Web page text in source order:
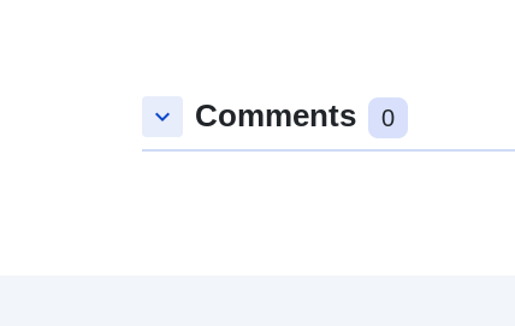
obec s viac ako 15 000 obyvateľmi, musia mať do
roku 2025 25 % sociálne bývanie vo vzťahu k
keyboard_arrow_down Comments 0